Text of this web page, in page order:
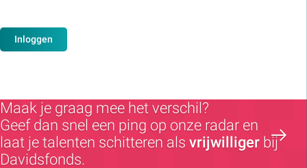
Inloggen
Maak je graag mee het verschil?
Geef dan snel een ping op onze radar en
laat je talenten schitteren als vrijwilliger bij
Davidsfonds.